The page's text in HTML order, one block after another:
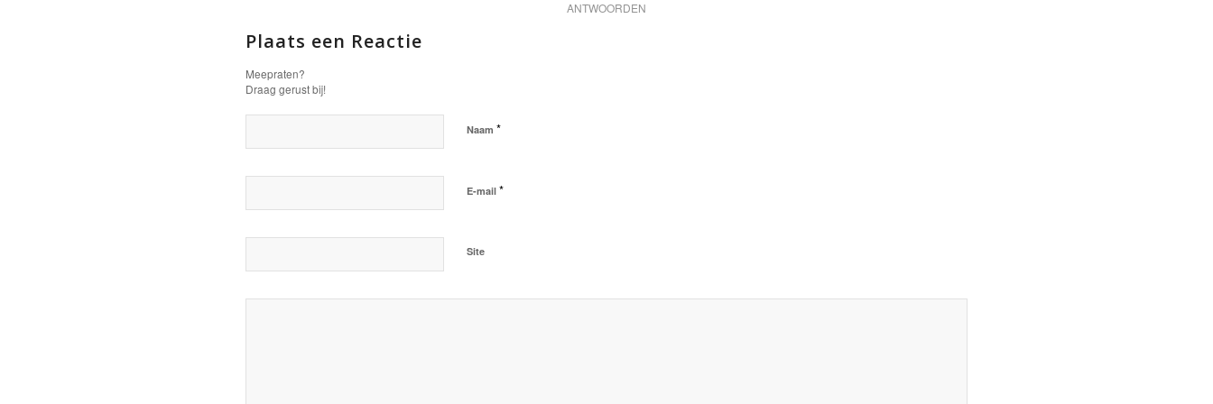
ANTWOORDEN
Plaats een Reactie
Meepraten?
Draag gerust bij!
Naam *
E-mail *
Site